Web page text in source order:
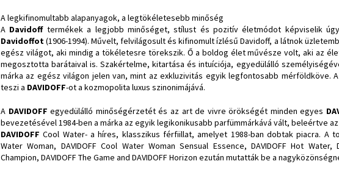
A legkifinomultabb alapanyagok, a legtökéletesebb minőség
A Davidoff termékek a legjobb minőséget, stílust és pozitív életmódot képviselik
Davidoffot(1906-1994). Művelt, felvilágosult és kifinomult ízlésű Davidoff, a látnok
egész világot, aki mindig a tökéletesre törekszik. Ő a boldog élet művésze volt, aki az
megosztotta barátaival is. Szakértelme, kitartása és intuíciója, egyedülálló
márka az egész világon jelen van, mint az exkluzivitás egyik legfontosabb mérföldköve.
teszi a DAVIDOFF-ot a kozmopolita luxus szinonimájává.
A DAVIDOFFegyedülálló minőségérzetét és az art de vivre örökségét minden egyes
bevezetésével 1984-ben a márka az egyik legikonikusabb parfümmárkává vált, beleértve
DAVIDOFFCool Water- a híres, klasszikus férfiillat, amelyet 1988-ban dobtak piacra. A
Water Woman, DAVIDOFF Cool Water Woman Sensual Essence, DAVIDOFF Hot Water,
Champion, DAVIDOFF The Game and DAVIDOFF Horizon ezután mutatták be a